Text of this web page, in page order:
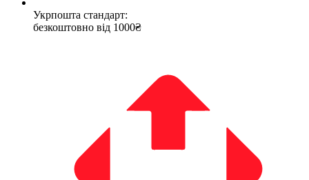
Укрпошта стандарт:
безкоштовно від 1000₴